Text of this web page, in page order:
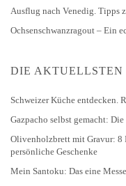
Ausflug nach Venedig. Tipps
Ochsenschwanzragout – Ein
DIE AKTUELLSTEN
Schweizer Küche entdecken.
Gazpacho selbst gemacht:
Olivenholzbrett mit Gravur: 8
persönliche Geschenke
Mein Santoku: Das eine